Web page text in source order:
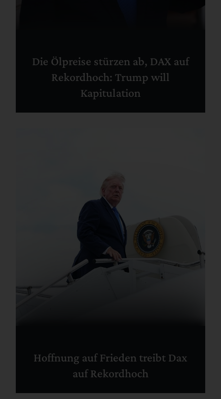
Die Ölpreise stürzen ab, DAX auf
Rekordhoch: Trump will
Kapitulation
Hoffnung auf Frieden treibt Dax
auf Rekordhoch